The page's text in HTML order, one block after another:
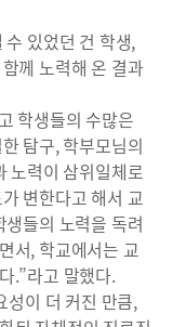
있었던 건 학생,
께 노력해 온 결과
학생들의 수많은
탐구, 학부모님의
노력이 삼위일체로
변한다고 해서 교
들의 노력을 독려
서, 학교에서는 교
.”라고 말했다.
성이 더 커진 만큼,